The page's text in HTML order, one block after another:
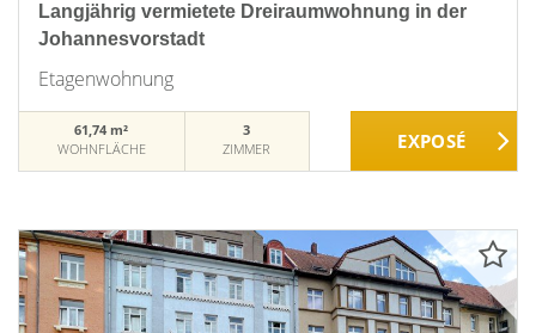
Langjährig vermietete Dreiraumwohnung in der
Johannesvorstadt
Etagenwohnung
61,74 m²
WOHNFLÄCHE
3
ZIMMER